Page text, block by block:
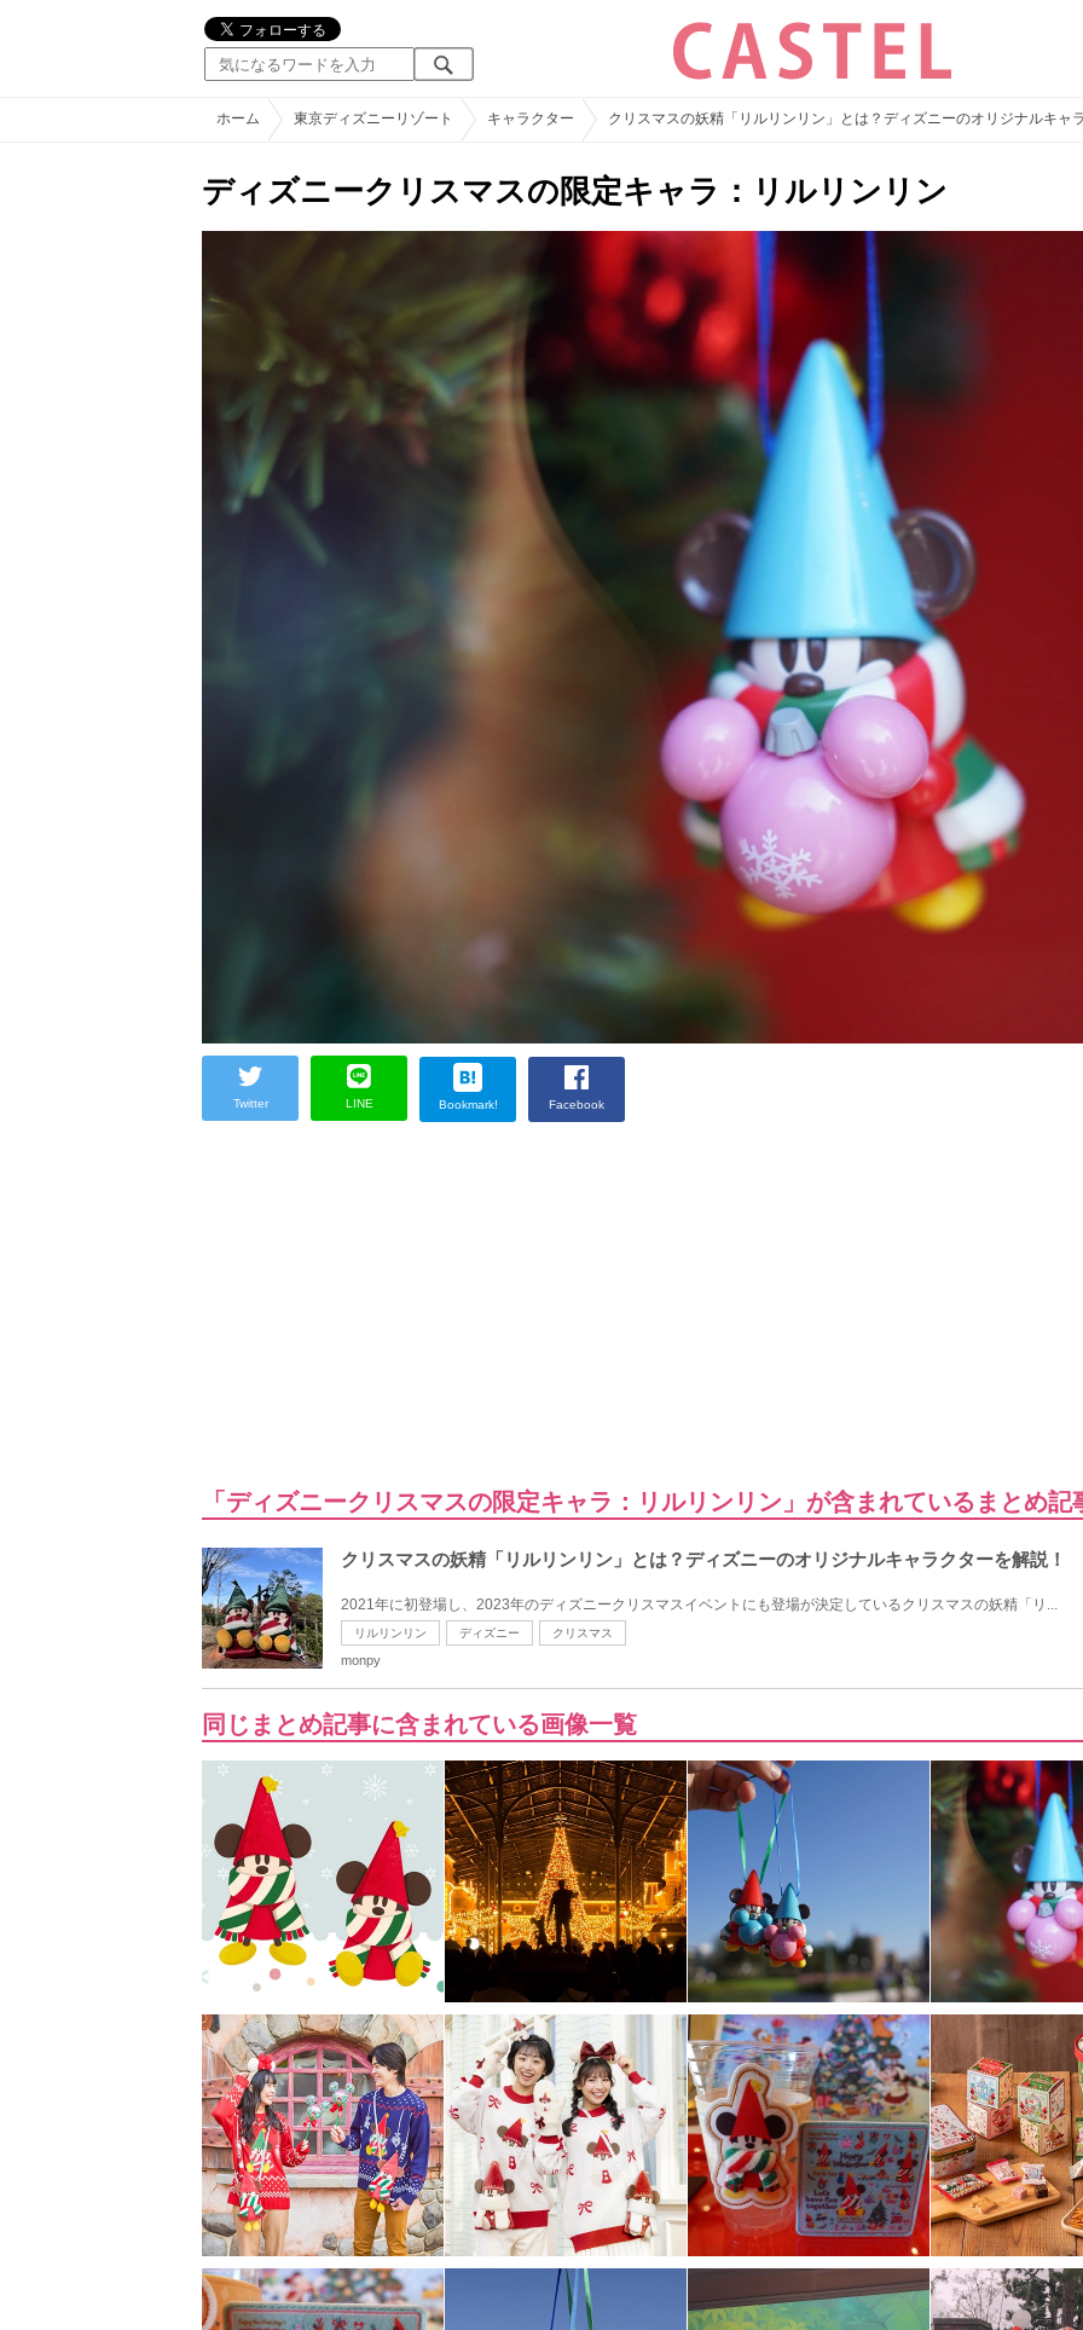
ホーム 東京ディズニーリゾート キャラクター クリスマスの妖精「リルリンリン」とは？ディズニーのオリジナルキャ
ディズニークリスマスの限定キャラ：リルリンリン
Twitter LINE Bookmark! Facebook
「ディズニークリスマスの限定キャラ：リルリンリン」が含まれているまとめ記
クリスマスの妖精「リルリンリン」とは？ディズニーのオリジナルキャラクターを解説！
2021年に初登場し、2023年のディズニークリスマスイベントにも登場が決定しているクリスマスの妖精「リ...
リルリンリン ディズニー クリスマス
monpy
同じまとめ記事に含まれている画像一覧